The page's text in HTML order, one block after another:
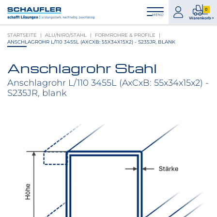
Inhalt
Hauptnavigation
Footernavigation
Logo
Schaufler
verlinkt
zur
MENÜ
zum
Konto
0
Warenkorb >
0
STARTSEITE ALU/NIRO/STAHL
FORMROHRE & PROFILE
ANSCHLAGROHR L/110 3455L (AXCXB: 55X34X15X2) - S235JR, BLANK
Produktbilder
Anschlagrohr Stahl
Anschlagrohr L/110 3455L (AxCxB: 55x34x15x2) -
S235JR, blank